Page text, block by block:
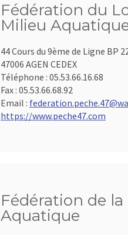
Fédération du
Milieu
44 Cours du 9ème de Ligne BP
47006 AGEN CEDEX
Téléphone : 05.53.66.16.68
Fax : 05.53.66.68.92
Email :
https://www.peche47.com
Fédération de
Aquatique